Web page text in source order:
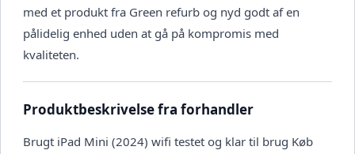
med et produkt fra Green refurb og nyd godt af en
pålidelig enhed uden at gå på kompromis med
kvaliteten.
Produktbeskrivelse fra forhandler
Brugt iPad Mini (2024) wifi testet og klar til brug Køb